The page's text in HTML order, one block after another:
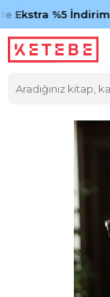
Ekstra %5 İndirim